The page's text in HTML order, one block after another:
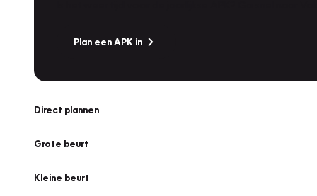
Plan een APK in
Direct plannen
Grote beurt
Kleine beurt